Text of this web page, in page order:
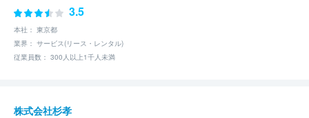
3.5
本社： 東京都
業界： サービス(リース・レンタル)
従業員数： 300人以上1千人未満
株式会社杉孝